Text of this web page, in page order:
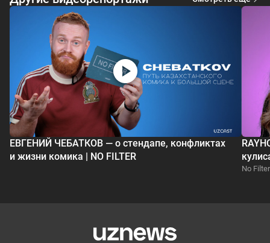
ЕВГЕНИЙ ЧЕБАТКОВ — о стендапе, конфликтах
и жизни комика | NO FILTER
No Filter